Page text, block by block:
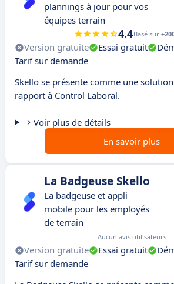
plannings à jour pour vos
équipes terrain
4.4Basé sur
Version gratuite Essai gratuit
Tarif sur demande
Skello se présente comme une
rapport à Control Laboral.
Voir plus de détails
En savoir plus
La Badgeuse Skello
La badgeuse et appli
mobile pour les employés
de terrain
Aucun avis utilisateurs
Version gratuite Essai gratuit
Tarif sur demande